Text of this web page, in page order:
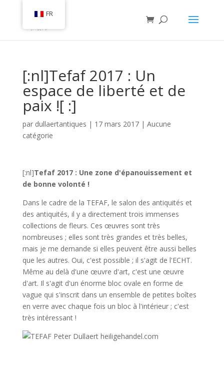
[:nl]Tefaf 2017 : Un
espace de liberté et de
paix ![ :]
par dullaertantiques | 17 mars 2017| Aucune
catégorie
[:nl]Tefaf 2017 : Une zone d'épanouissement et
de bonne volonté !
Dans le cadre de la TEFAF, le salon des antiquités et
des antiquités, il y a directement trois immenses
collections de fleurs. Ces œuvres sont très
nombreuses ; elles sont très grandes et très belles,
mais je me demande si elles peuvent être aussi belles
que les autres. Oui, c'est possible ; il s'agit de l'ECHT.
Même au delà d'une œuvre d'art, c'est une œuvre
d'art. Il s'agit d'un énorme bloc ovale en forme de
vague qui s'inscrit dans un ensemble de petites boîtes
en verre avec chaque fois un bloc à l'intérieur ; c'est
très intéressant !
FR